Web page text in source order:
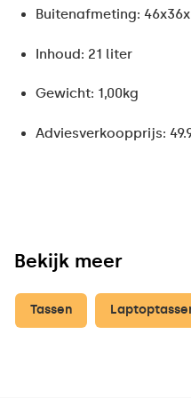
Buitenafmeting:
Inhoud: 21 liter
Gewicht: 1,00kg
Adviesverkoopprijs:
Bekijk meer
Tassen